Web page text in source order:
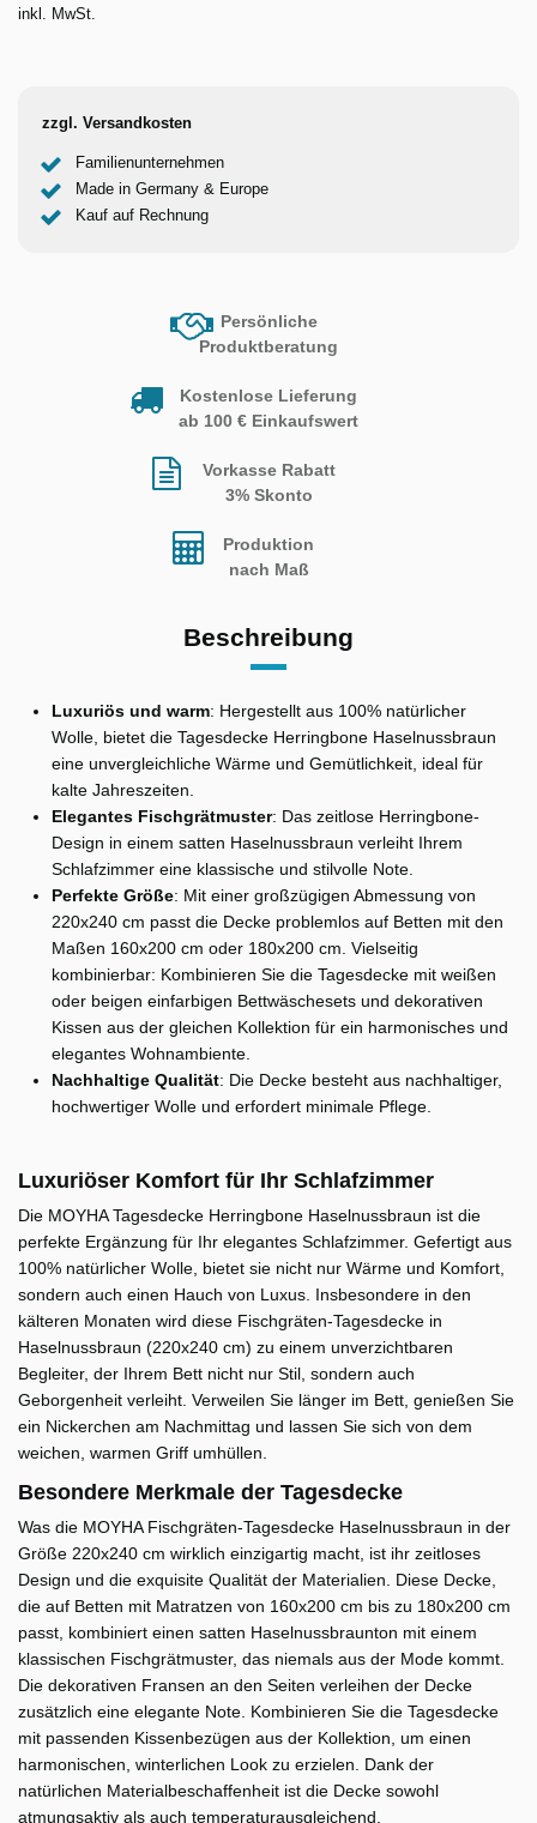
inkl. MwSt.
zzgl. Versandkosten
Familienunternehmen
Made in Germany & Europe
Kauf auf Rechnung
Persönliche
Produktberatung
Kostenlose Lieferung
ab 100 € Einkaufswert
Vorkasse Rabatt
3% Skonto
Produktion
nach Maß
Beschreibung
Luxuriös und warm: Hergestellt aus 100% natürlicher
Wolle, bietet die Tagesdecke Herringbone Haselnussbraun
eine unvergleichliche Wärme und Gemütlichkeit, ideal für
kalte Jahreszeiten.
Elegantes Fischgrätmuster: Das zeitlose Herringbone-
Design in einem satten Haselnussbraun verleiht Ihrem
Schlafzimmer eine klassische und stilvolle Note.
Perfekte Größe: Mit einer großzügigen Abmessung von
220x240 cm passt die Decke problemlos auf Betten mit den
Maßen 160x200 cm oder 180x200 cm. Vielseitig
kombinierbar: Kombinieren Sie die Tagesdecke mit weißen
oder beigen einfarbigen Bettwäschesets und dekorativen
Kissen aus der gleichen Kollektion für ein harmonisches und
elegantes Wohnambiente.
Nachhaltige Qualität: Die Decke besteht aus nachhaltiger,
hochwertiger Wolle und erfordert minimale Pflege.
Luxuriöser Komfort für Ihr Schlafzimmer
Die MOYHA Tagesdecke Herringbone Haselnussbraun ist die
perfekte Ergänzung für Ihr elegantes Schlafzimmer. Gefertigt aus
100% natürlicher Wolle, bietet sie nicht nur Wärme und Komfort,
sondern auch einen Hauch von Luxus. Insbesondere in den
kälteren Monaten wird diese Fischgräten-Tagesdecke in
Haselnussbraun (220x240 cm) zu einem unverzichtbaren
Begleiter, der Ihrem Bett nicht nur Stil, sondern auch
Geborgenheit verleiht. Verweilen Sie länger im Bett, genießen Sie
ein Nickerchen am Nachmittag und lassen Sie sich von dem
weichen, warmen Griff umhüllen.
Besondere Merkmale der Tagesdecke
Was die MOYHA Fischgräten-Tagesdecke Haselnussbraun in der
Größe 220x240 cm wirklich einzigartig macht, ist ihr zeitloses
Design und die exquisite Qualität der Materialien. Diese Decke,
die auf Betten mit Matratzen von 160x200 cm bis zu 180x200 cm
passt, kombiniert einen satten Haselnussbraunton mit einem
klassischen Fischgrätmuster, das niemals aus der Mode kommt.
Die dekorativen Fransen an den Seiten verleihen der Decke
zusätzlich eine elegante Note. Kombinieren Sie die Tagesdecke
mit passenden Kissenbezügen aus der Kollektion, um einen
harmonischen, winterlichen Look zu erzielen. Dank der
natürlichen Materialbeschaffenheit ist die Decke sowohl
atmungsaktiv als auch temperaturausgleichend.